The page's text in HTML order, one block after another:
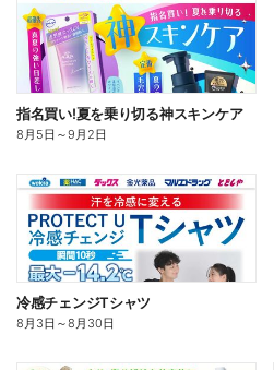
指名買い!夏を乗り切る神スキンケア
8月5日 ～9月2日
冷感チェンジTシャツ
8月3日 ～8月30日